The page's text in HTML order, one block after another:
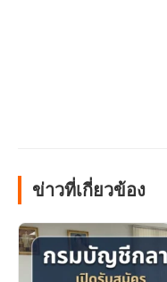
ข่าวที่เกี่ยวข้อง